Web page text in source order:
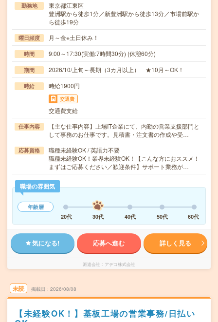
勤務地
東京都江東区
豊洲駅から徒歩1分／新豊洲駅から徒歩13分／市場前駅か
ら徒歩19分
曜日頻度 月～金※土日休み！
時間 9:00～17:30(実働:7時間30分) (休憩60分)
期間 2026/10/上旬～長期（3カ月以上） ★10月～OK！
時給 時給1900円
交通費
交通費支給
仕事内容
【主な仕事内容】上場IT企業にて、内勤の営業支援部門と
して事務のお仕事です。見積書・注文書の作成や受…
応募資格
職種未経験OK / 英語力不要
職種未経験OK！業界未経験OK！【こんな方におススメ！
まずはご応募ください／歓迎条件】サポート業務が…
職場の雰囲気
年齢層
20代
30代 40代 50代 60代
気になる! 応募へ進む 詳しく見る
派遣会社 アデコ株式会社
未読 掲載日 2026/08/08
【未経験OK！】基板工場の営業事務/日払い